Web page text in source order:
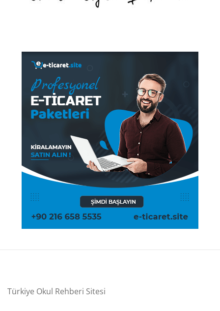
Türkiye Okul Rehberi Sitesi